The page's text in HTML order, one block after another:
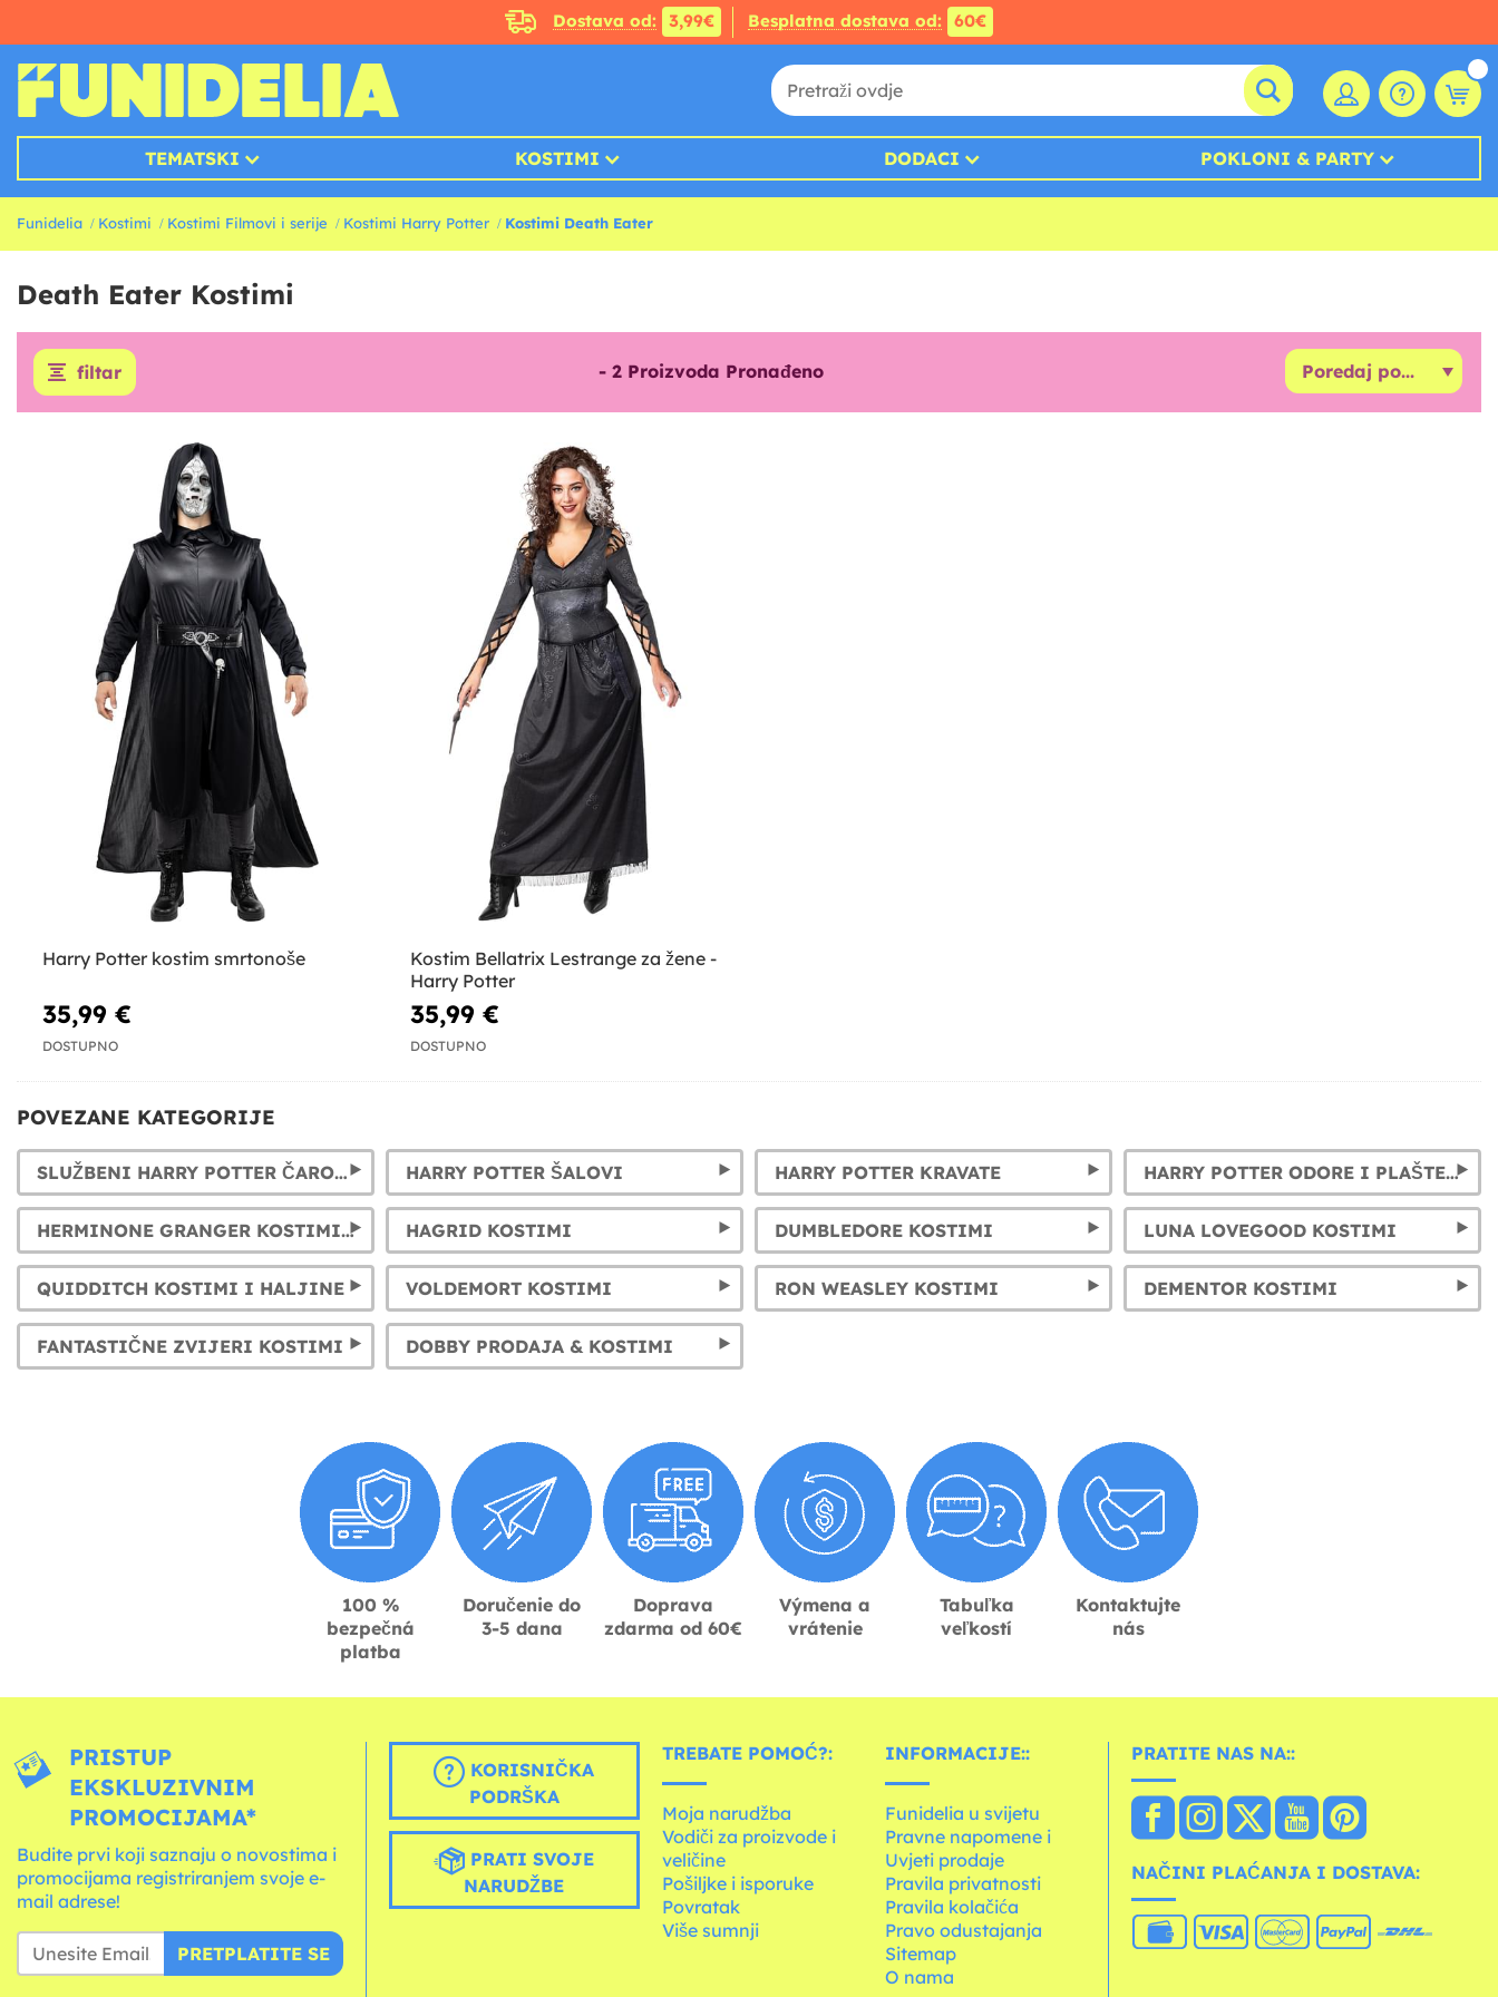
Dostava od: 3,99€ Besplatna dostava od: 60€
TEMATSKI KOSTIMI DODACI POKLONI & PARTY
Funidelia Kostimi Kostimi Filmovi i serije Kostimi Harry Potter Kostimi Death Eater
Death Eater Kostimi
filtar - 2Proizvoda Pronađeno
Harry Potter kostim smrtonoše
35,99 €
DOSTUPNO
Kostim Bellatrix Lestrange za žene -
Harry Potter
35,99 €
DOSTUPNO
POVEZANE KATEGORIJE
SLUŽBENI HARRY POTTER ČAROBNI ŠTAPIĆI HARRY POTTER ŠALOVI HARRY POTTER KRAVATE HARRY POTTER ODORE I PLAŠTEVI: GRYFFINDOR, SLYTHERIN, HUFFLEPUFF I RAVENCLAW
HERMINONE GRANGER KOSTIMI ZA ŽENE I DJEVOJKE HAGRID KOSTIMI DUMBLEDORE KOSTIMI LUNA LOVEGOOD KOSTIMI
QUIDDITCH KOSTIMI I HALJINE VOLDEMORT KOSTIMI RON WEASLEY KOSTIMI DEMENTOR KOSTIMI
FANTASTIČNE ZVIJERI KOSTIMI DOBBY PRODAJA & KOSTIMI
100 %
bezpečná
platba
Doručenie do
3-5 dana
Doprava
zdarma od 60€
Výmena a
vrátenie
Tabuľka
veľkostí
Kontaktujte
nás
PRISTUP
EKSKLUZIVNIM
PROMOCIJAMA*
Budite prvi koji saznaju o novostima i
promocijama registriranjem svoje e-
mail adrese!
PRETPLATITE SE
KORISNIČKA
PODRŠKA
PRATI SVOJE
NARUDŽBE
TREBATE POMOĆ?:
Moja narudžba
Vodiči za proizvode i
veličine
Pošiljke i isporuke
Povratak
Više sumnji
INFORMACIJE::
Funidelia u svijetu
Pravne napomene i
Uvjeti prodaje
Pravila privatnosti
Pravila kolačića
Pravo odustajanja
Sitemap
O nama
PRATITE NAS NA::
NAČINI PLAĆANJA I DOSTAVA: